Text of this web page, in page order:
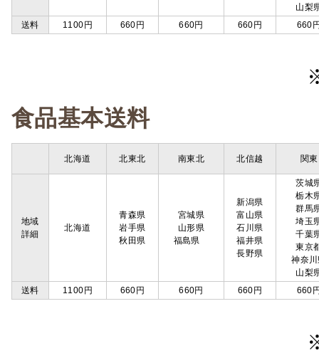
山梨
送料
1100円 660円 660円 660円 660
食品基本送料
北海道 北東北 南東北 北信越 関東
地域
詳細
北海道
青森県
岩手県
秋田県
宮城県
山形県
福島県
新潟県
富山県
石川県
福井県
長野県
茨城
栃木
群馬
埼玉
千葉
東京
神奈
山梨
送料
1100円 660円 660円 660円 660